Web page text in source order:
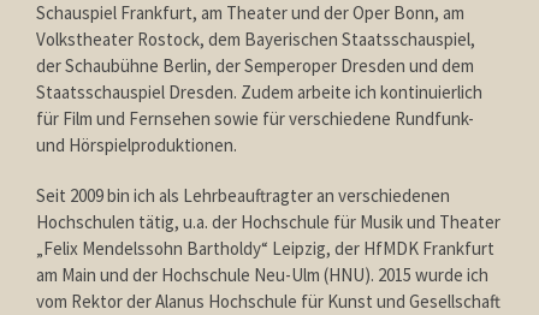
Schauspiel Frankfurt, am Theater und der Oper Bonn, am
Volkstheater Rostock, dem Bayerischen Staatsschauspiel,
der Schaubühne Berlin, der Semperoper Dresden und dem
Staatsschauspiel Dresden. Zudem arbeite ich kontinuierlich
für Film und Fernsehen sowie für verschiedene Rundfunk-
und Hörspielproduktionen.
Seit 2009 bin ich als Lehrbeauftragter an verschiedenen
Hochschulen tätig, u.a. der Hochschule für Musik und Theater
„Felix Mendelssohn Bartholdy“ Leipzig, der HfMDK Frankfurt
am Main und der Hochschule Neu-Ulm (HNU). 2015 wurde ich
vom Rektor der Alanus Hochschule für Kunst und Gesellschaft